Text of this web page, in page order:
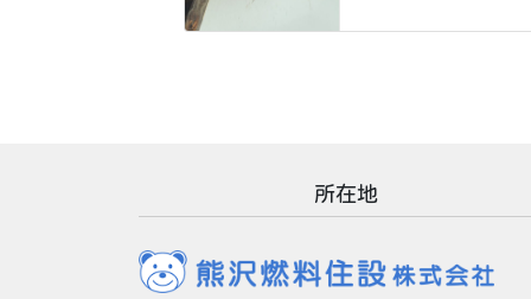
所在地